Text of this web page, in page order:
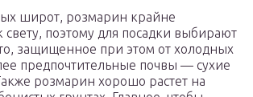
широт, розмарин крайне
свету, поэтому для посадки выбирают
защищенное при этом от холодных
предпочтительные почвы — сухие
розмарин хорошо растет на